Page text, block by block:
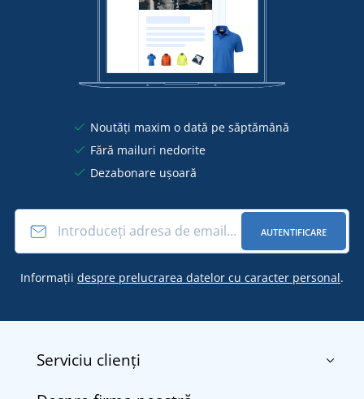
Noutăți maxim o dată pe săptămână
Fără mailuri nedorite
Dezabonare ușoară
AUTENTIFICARE
Informații despre prelucrarea datelor cu caracter personal.
Serviciu clienți